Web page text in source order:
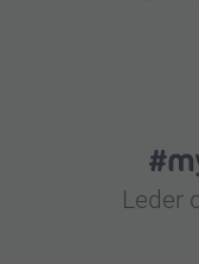
Leder